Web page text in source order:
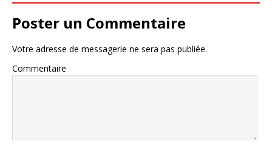
Poster un Commentaire
Votre adresse de messagerie ne sera pas publiée.
Commentaire